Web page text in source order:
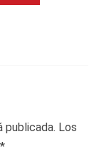
publicada. Los
*